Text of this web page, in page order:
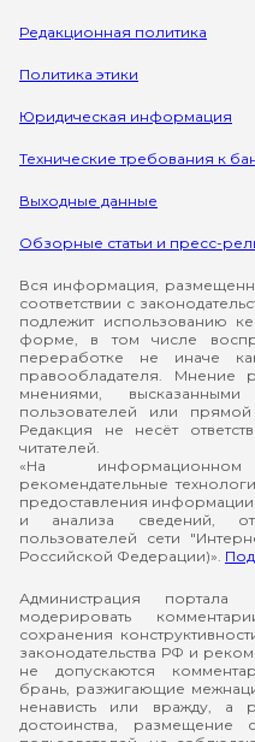
Редакционная политика
Политика этики
Юридическая информация
Технические требования к
Выходные данные
Обзорные статьи и пресс-
Вся информация,
соответствии с
подлежит использованию
форме, в том числе
переработке не иначе
правообладателя. Мнение
мнениями,
пользователей или
Редакция не несёт
читателей.
«На
рекомендательные
предоставления информации
и анализа сведений,
пользователей сети
Российской Федерации)».
Администрация
модерировать
сохранения
законодательства РФ и
не допускаются
брань, разжигающие
ненависть или вражду, а
достоинства,